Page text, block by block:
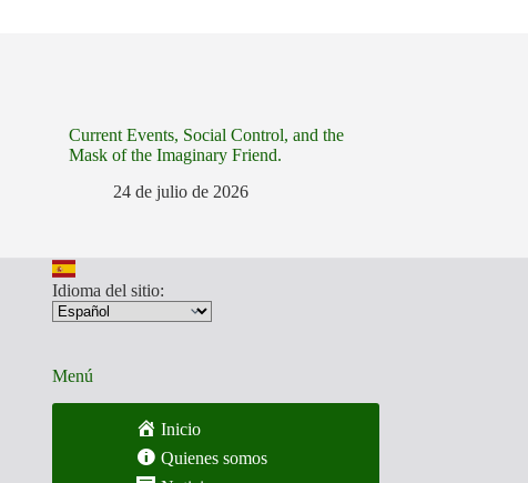
Current Events, Social Control, and the
Mask of the Imaginary Friend.
24 de julio de 2026
Idioma del sitio:
Menú
Inicio
Quienes somos